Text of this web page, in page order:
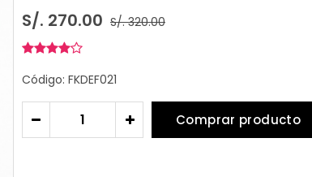
S/. 270.00 S/. 320.00
Código: FKDEF021
- + Comprar producto